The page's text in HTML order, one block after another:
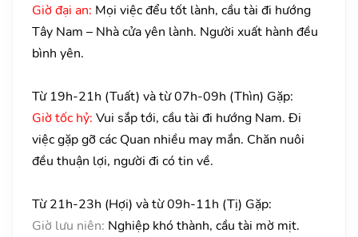
Giờ đại an: Mọi việc đểu tốt lành, cầu tài đi hướng
Tây Nam – Nhà cửa yên lành. Người xuất hành đều
bình yên.
Từ 19h-21h (Tuất) và từ 07h-09h (Thìn) Gặp:
Giờ tốc hỷ: Vui sắp tới, cầu tài đi hướng Nam. Đi
việc gặp gỡ các Quan nhiều may mắn. Chăn nuôi
đều thuận lợi, người đi có tin về.
Từ 21h-23h (Hợi) và từ 09h-11h (Tị) Gặp:
Giờ lưu niên: Nghiệp khó thành, cầu tài mờ mịt.